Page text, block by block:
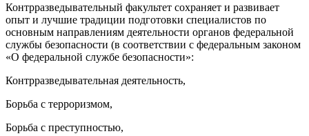
Контрразведывательный факультет сохраняет и развивает
опыт и лучшие традиции подготовки специалистов по
основным направлениям деятельности органов федеральной
службы безопасности (в соответствии с федеральным законом
«О федеральной службе безопасности»:
Контрразведывательная деятельность,
Борьба с терроризмом,
Борьба с преступностью,